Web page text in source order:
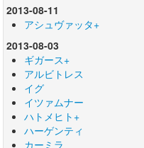
2013-08-11
アシュヴァッタ+
2013-08-03
ギガース+
アルビトレス
イグ
イツァムナー
ハトメヒト+
ハーゲンティ
カーミラ